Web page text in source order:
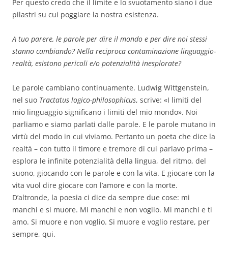
Per questo credo che il limite e lo svuotamento siano i due
pilastri su cui poggiare la nostra esistenza.
A tuo parere, le parole per dire il mondo e per dire noi stessi
stanno cambiando? Nella reciproca contaminazione linguaggio-
realtà, esistono pericoli e/o potenzialità inesplorate?
Le parole cambiano continuamente. Ludwig Wittgenstein,
nel suo Tractatus logico-philosophicus, scrive: «I limiti del
mio linguaggio significano i limiti del mio mondo». Noi
parliamo e siamo parlati dalle parole. E le parole mutano in
virtù del modo in cui viviamo. Pertanto un poeta che dice la
realtà – con tutto il timore e tremore di cui parlavo prima –
esplora le infinite potenzialità della lingua, del ritmo, del
suono, giocando con le parole e con la vita. E giocare con la
vita vuol dire giocare con l’amore e con la morte.
D’altronde, la poesia ci dice da sempre due cose: mi
manchi e si muore. Mi manchi e non voglio. Mi manchi e ti
amo. Si muore e non voglio. Si muore e voglio restare, per
sempre, qui.